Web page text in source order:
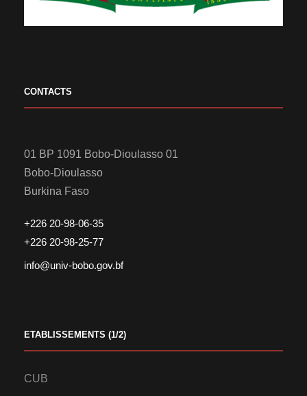
CONTACTS
01 BP 1091 Bobo-Dioulasso 01
Bobo-Dioulasso
Burkina Faso
+226 20-98-06-35
+226 20-98-25-77
info@univ-bobo.gov.bf
ETABLISSEMENTS (1/2)
CUB